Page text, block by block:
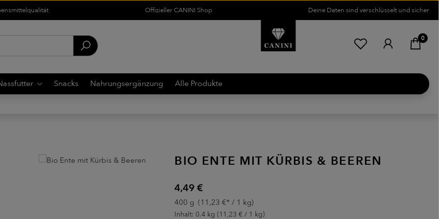
Offizieller CANINI Shop Deine Daten sind verschlüsselt und sicher
Du hast 0 0
Snacks Nahrungsergänzung Alle Produkte
BIO ENTE MIT KÜRBIS & BEEREN
Regulärer Preis:
4,49 €
400 g (11,23 €* / 1 kg)
Inhalt: 0.4 kg (11,23 € / 1 kg)